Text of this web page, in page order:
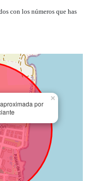
con los números que has
por
×